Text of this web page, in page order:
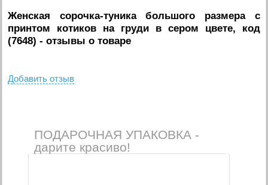
Женская сорочка-туника большого размера с
принтом котиков на груди в сером цвете, код
(7648) - отзывы о товаре
Добавить отзыв
ПОДАРОЧНАЯ УПАКОВКА -
дарите красиво!